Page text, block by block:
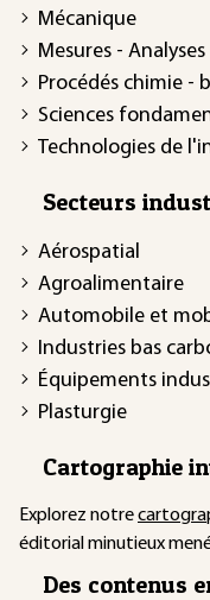
Mécanique
Mesures - Analyses
Procédés chimie -
Sciences
Technologies de
Secteurs
Aérospatial
Agroalimentaire
Automobile et
Industries bas
Équipements
Plasturgie
Cartographie
Explorez notre
éditorial minutieux
Des contenus